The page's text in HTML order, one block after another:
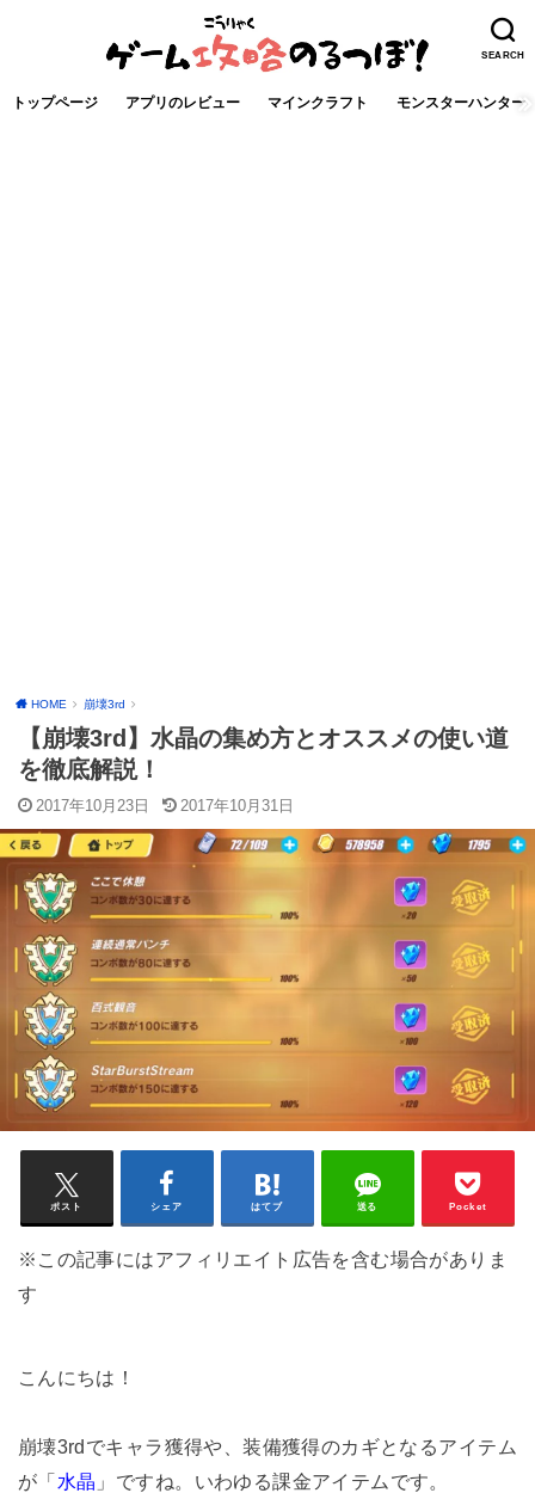
SEARCH
トップページ アプリのレビュー マインクラフト モンスターハンター
HOME 崩壊3rd
【崩壊3rd】水晶の集め方とオススメの使い道
を徹底解説！
2017年10月23日 2017年10月31日
ポスト シェア はてブ 送る Pocket
※この記事にはアフィリエイト広告を含む場合がありま
す
こんにちは！
崩壊3rdでキャラ獲得や、装備獲得のカギとなるアイテム
が「水晶 」ですね。いわゆる課金アイテムです。